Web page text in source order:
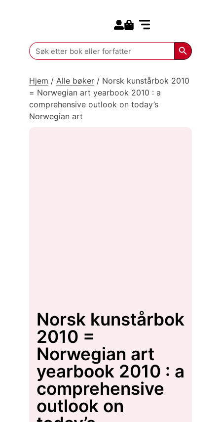
Search
for:
Search
Hjem / Alle bøker / Norsk kunstårbok 2010
= Norwegian art yearbook 2010 : a
comprehensive outlook on today’s
Norwegian art
Norsk kunstårbok
2010 =
Norwegian art
yearbook 2010 : a
comprehensive
outlook on